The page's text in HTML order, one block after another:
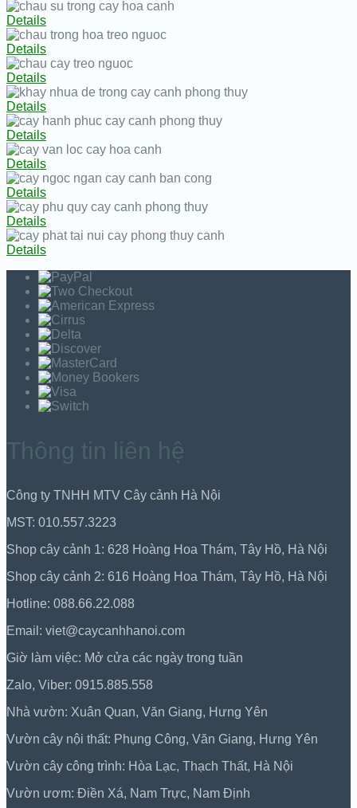
Details
Details
Details
Details
Details
Details
Details
Details
Details
Thông tin liên hệ
Công ty TNHH MTV Cây cảnh Hà Nội
MST: 010.557.3223
Shop cây cảnh 1: 628 Hoàng Hoa Thám, Tây Hồ, Hà Nội
Shop cây cảnh 2: 616 Hoàng Hoa Thám, Tây Hồ, Hà Nội
Hotline: 088.66.22.088
Email: viet@caycanhhanoi.com
Giờ làm việc: Mở cửa các ngày trong tuần
Zalo, Viber: 0915.885.558
Nhà vườn: Xuân Quan, Văn Giang, Hưng Yên
Vườn cây nội thất: Phụng Công, Văn Giang, Hưng Yên
Vườn cây công trình: Hòa Lạc, Thạch Thất, Hà Nội
Vườn ươm: Điền Xá, Nam Trực, Nam Định